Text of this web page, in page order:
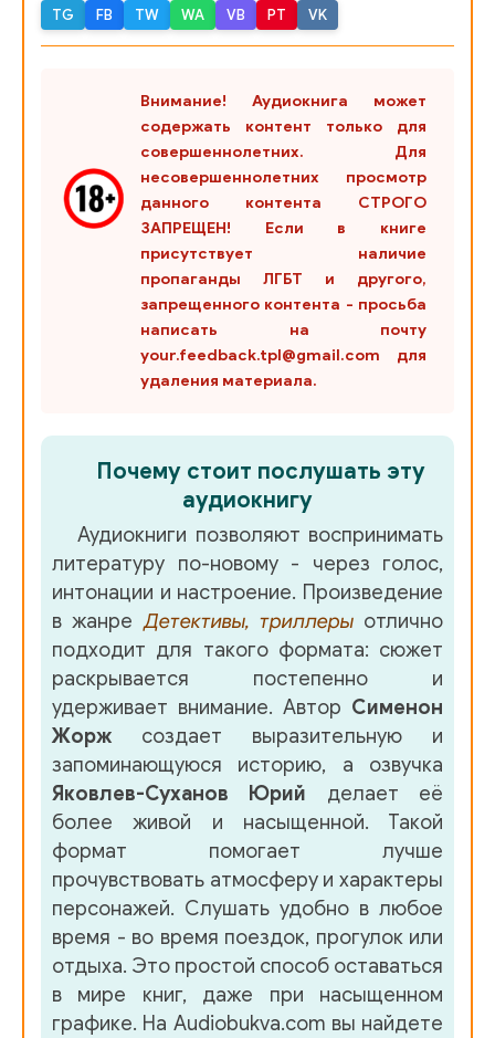
TG FB TW WA VB PT VK
Внимание! Аудиокнига может
содержать контент только для
совершеннолетних. Для
несовершеннолетних просмотр
данного контента СТРОГО
ЗАПРЕЩЕН! Если в книге
присутствует наличие
пропаганды ЛГБТ и другого,
запрещенного контента - просьба
написать на почту
your.feedback.tpl@gmail.com для
удаления материала.
Почему стоит послушать эту
аудиокнигу
Аудиокниги позволяют воспринимать
литературу по-новому - через голос,
интонации и настроение. Произведение
в жанреДетективы, триллерыотлично
подходит для такого формата: сюжет
раскрывается постепенно и
удерживает внимание. Автор Сименон
Жорж создает выразительную и
запоминающуюся историю, а озвучка
Яковлев-Суханов Юрий делает её
более живой и насыщенной. Такой
формат помогает лучше
прочувствовать атмосферу и характеры
персонажей. Слушать удобно в любое
время - во время поездок, прогулок или
отдыха. Это простой способ оставаться
в мире книг, даже при насыщенном
графике. На Audiobukva.com вы найдете